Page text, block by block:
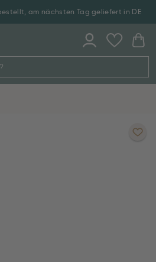
am nächsten Tag geliefert in DE